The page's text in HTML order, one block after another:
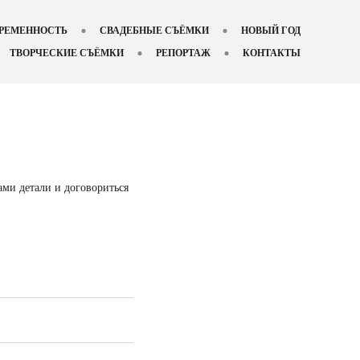
СВАДЕБНЫЕ СЪЁМКИ
НОВЫЙ ГОД
ТВОРЧЕСКИЕ СЪЁМКИ
РЕПОРТАЖ КОНТАКТЫ
детали и договориться